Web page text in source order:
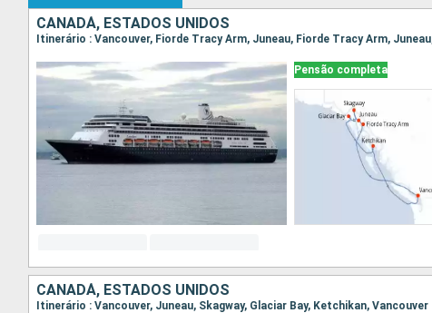
CANADÁ, ESTADOS UNIDOS
Pensão completa
CANADÁ, ESTADOS UNIDOS
Itinerário : Vancouver, Juneau, Skagway, Glaciar Bay, Ketchikan, Vancouver